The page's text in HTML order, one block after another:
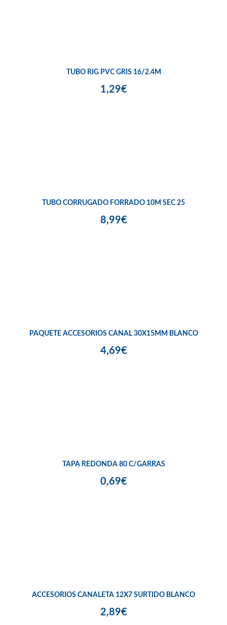
TUBO RIG PVC GRIS 16/2.4M
1,29€
TUBO CORRUGADO FORRADO 10M SEC 25
8,99€
PAQUETE ACCESORIOS CANAL 30X15MM BLANCO
4,69€
TAPA REDONDA 80 C/GARRAS
0,69€
ACCESORIOS CANALETA 12X7 SURTIDO BLANCO
2,89€